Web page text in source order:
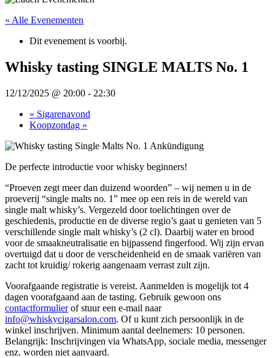
« Alle Evenementen
Dit evenement is voorbij.
Whisky tasting SINGLE MALTS No. 1
12/12/2025 @ 20:00 - 22:30
« Sigarenavond
Koopzondag »
De perfecte introductie voor whisky beginners!
“Proeven zegt meer dan duizend woorden” – wij nemen u in de
proeverij “single malts no. 1” mee op een reis in de wereld van
single malt whisky’s. Vergezeld door toelichtingen over de
geschiedenis, productie en de diverse regio’s gaat u genieten van 5
verschillende single malt whisky’s (2 cl). Daarbij water en brood
voor de smaakneutralisatie en bijpassend fingerfood. Wij zijn ervan
overtuigd dat u door de verscheidenheid en de smaak variëren van
zacht tot kruidig/ rokerig aangenaam verrast zult zijn.
Voorafgaande registratie is vereist. Aanmelden is mogelijk tot 4
dagen voorafgaand aan de tasting. Gebruik gewoon ons
contactformulierof stuur een e-mail naar
info@whiskycigarsalon.com. Of u kunt zich persoonlijk in de
winkel inschrijven. Minimum aantal deelnemers: 10 personen.
Belangrijk: Inschrijvingen via WhatsApp, sociale media, messenger
enz. worden niet aanvaard.